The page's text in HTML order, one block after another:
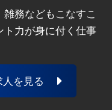
務などもこなすこ
ト力が身に付く仕事
を見る